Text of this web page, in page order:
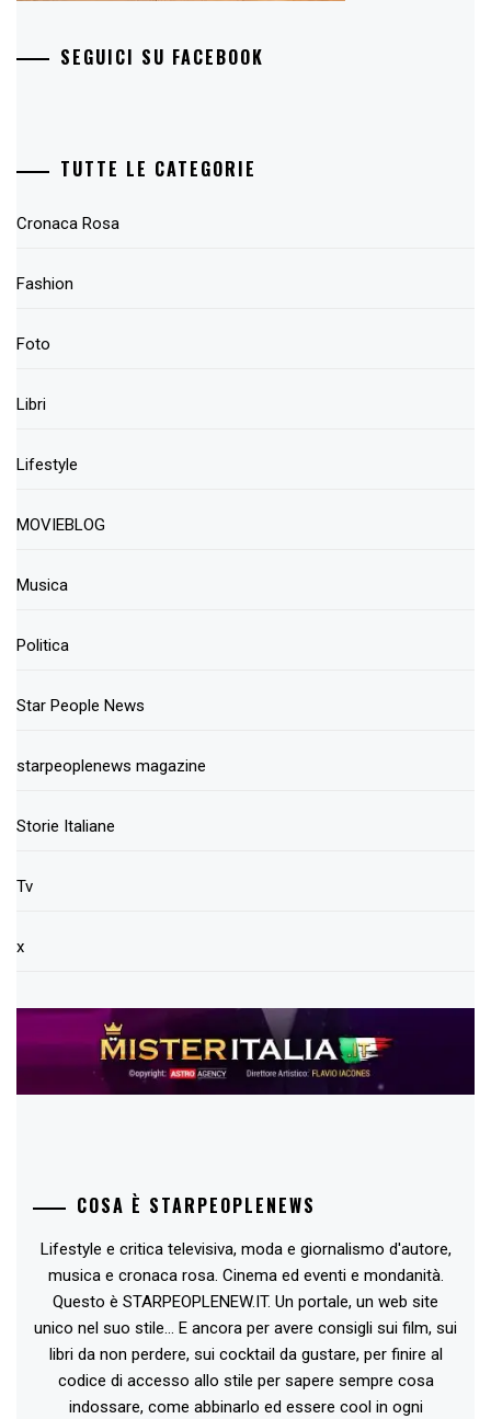
SEGUICI SU FACEBOOK
TUTTE LE CATEGORIE
Cronaca Rosa
Fashion
Foto
Libri
Lifestyle
MOVIEBLOG
Musica
Politica
Star People News
starpeoplenews magazine
Storie Italiane
Tv
x
COSA È STARPEOPLENEWS
Lifestyle e critica televisiva, moda e giornalismo d'autore,
musica e cronaca rosa. Cinema ed eventi e mondanità.
Questo è STARPEOPLENEW.IT. Un portale, un web site
unico nel suo stile... E ancora per avere consigli sui film, sui
libri da non perdere, sui cocktail da gustare, per finire al
codice di accesso allo stile per sapere sempre cosa
indossare, come abbinarlo ed essere cool in ogni